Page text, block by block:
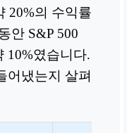
20%의 수익률
안 S&P 500
10%였습니다.
어냈는지 살펴